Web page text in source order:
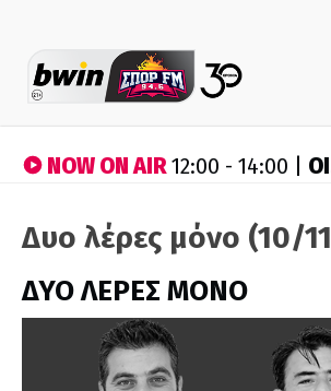
NOW ON AIR12:00 - 14:00 |
Δυο λέρες μόνο (10/
ΔΥΟ ΛΕΡΕΣ ΜΟΝΟ